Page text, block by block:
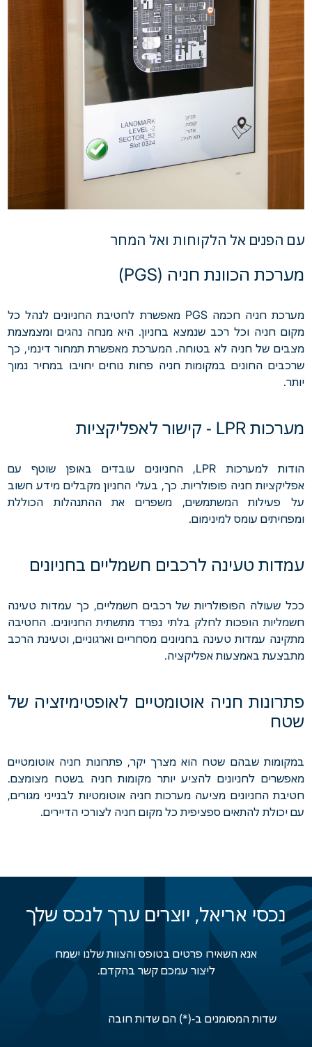
עם הפנים אל הלקוחות ואל המחר
מערכת הכוונת חניה (PGS)
מערכת חניה חכמה PGS מאפשרת לחטיבת החניונים לנהל כל
מקום חניה וכל רכב שנמצא בחניון. היא מנחה נהגים ומצמצמת
מצבים של חניה לא בטוחה. המערכת מאפשרת תמחור דינמי, כך
שרכבים החונים במקומות חניה פחות נוחים יחויבו במחיר נמוך
יותר.
מערכות LPR - קישור לאפליקציות
הודות למערכות LPR, החניונים עובדים באופן שוטף עם
אפליקציות חניה פופולריות. כך, בעלי החניון מקבלים מידע חשוב
על פעילות המשתמשים, משפרים את ההתנהלות הכוללת
ומפחיתים עומס למינימום.
עמדות טעינה לרכבים חשמליים בחניונים
ככל שעולה הפופולריות של רכבים חשמליים, כך עמדות טעינה
חשמליות הופכות לחלק בלתי נפרד מתשתית החניונים. החטיבה
מתקינה עמדות טעינה בחניונים מסחריים וארגוניים, וטעינת הרכב
מתבצעת באמצעות אפליקציה.
פתרונות חניה אוטומטיים לאופטימיזציה של
שטח
במקומות שבהם שטח הוא מצרך יקר, פתרונות חניה אוטומטיים
מאפשרים לחניונים להציע יותר מקומות חניה בשטח מצומצם.
חטיבת החניונים מציעה מערכות חניה אוטומטיות לבנייני מגורים,
עם יכולת להתאים ספציפית כל מקום חניה לצורכי הדיירים.
נכסי אריאל, יוצרים ערך לנכס שלך
אנא השאירו פרטים בטופס והצוות שלנו ישמח
ליצור עמכם קשר בהקדם.
שדות המסומנים ב-(*) הם שדות חובה